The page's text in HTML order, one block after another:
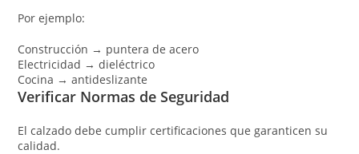
Por ejemplo:
Construcción → puntera de acero
Electricidad → dieléctrico
Cocina → antideslizante
Verificar Normas de Seguridad
El calzado debe cumplir certificaciones que garanticen su
calidad.